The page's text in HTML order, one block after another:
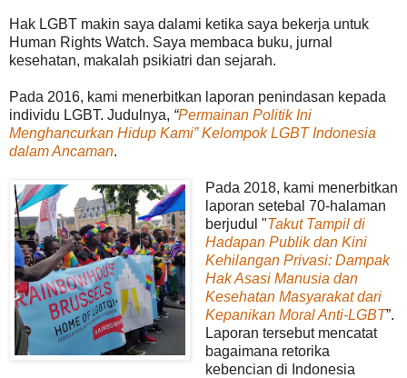
Hak LGBT makin saya dalami ketika saya bekerja untuk
Human Rights Watch. Saya membaca buku, jurnal
kesehatan, makalah psikiatri dan sejarah.
Pada 2016, kami menerbitkan laporan penindasan kepada
individu LGBT. Judulnya, “Permainan Politik Ini
Menghancurkan Hidup Kami” Kelompok LGBT Indonesia
dalam Ancaman.
Pada 2018, kami menerbitkan
laporan setebal 70-halaman
berjudul "Takut Tampil di
Hadapan Publikdan Kini
Kehilangan Privasi: Dampak
Hak Asasi Manusia dan
Kesehatan Masyarakat dari
Kepanikan Moral Anti-LGBT”.
Laporan tersebut mencatat
bagaimana retorika
kebencian di Indonesia